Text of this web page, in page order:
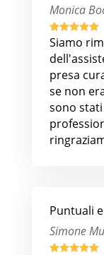
Monica

Siamo
presa
se non
sono
Puntuali
Simone
